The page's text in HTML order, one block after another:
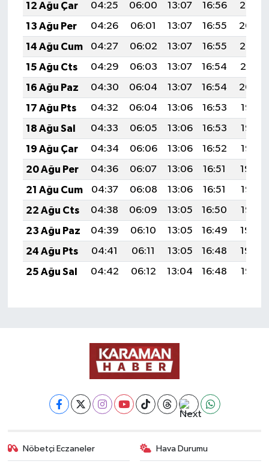
12 Ağu Çar
04:25 06:00 13:07 16:56
20:05
13 Ağu Per
04:26 06:01 13:07 16:55
20:04
14 Ağu Cum
04:27 06:02 13:07 16:55
20:02
15 Ağu Cts
04:29 06:03 13:07 16:54
20:01
16 Ağu Paz
04:30 06:04 13:07 16:54
20:00
17 Ağu Pts
04:32 06:04 13:06 16:53
19:58
18 Ağu Sal
04:33 06:05 13:06 16:53
19:57
19 Ağu Çar
04:34 06:06 13:06 16:52
19:56
20 Ağu Per
04:36 06:07 13:06 16:51
19:54
21 Ağu Cum
04:37 06:08 13:06 16:51
19:53
22 Ağu Cts
04:38 06:09 13:05 16:50
19:52
23 Ağu Paz
04:39 06:10 13:05 16:49
19:50
24 Ağu Pts
04:41 06:11 13:05 16:48
19:49
25 Ağu Sal
04:42 06:12 13:04 16:48 19:47
Nöbetçi Eczaneler Hava Durumu